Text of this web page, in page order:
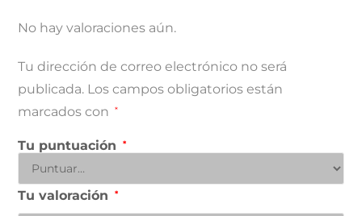
No hay valoraciones aún.
Tu dirección de correo electrónico no será
publicada. Los campos obligatorios están
marcados con
*
Tu puntuación *
Tu valoración *